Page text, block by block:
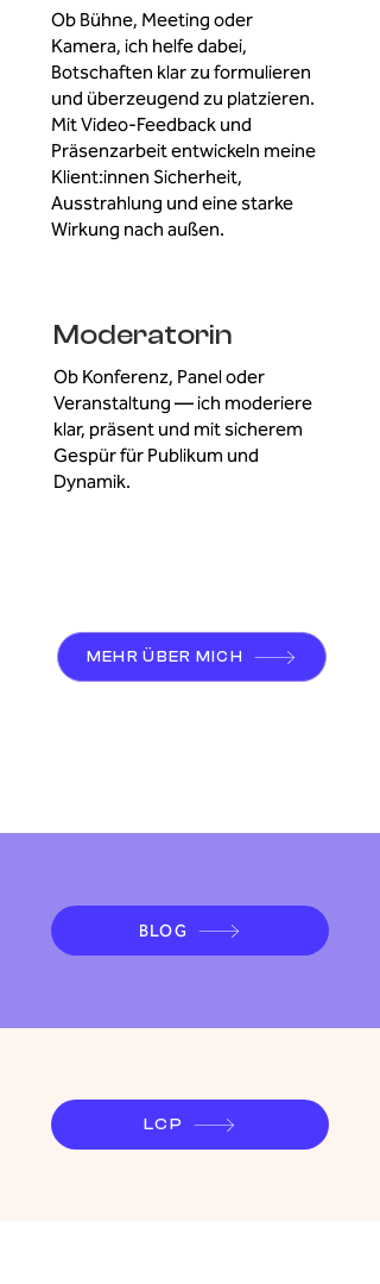
Ob Bühne, Meeting oder
Kamera, ich helfe dabei,
Botschaften klar zu formulieren
und überzeugend zu platzieren.
Mit Video-Feedback und
Präsenzarbeit entwickeln meine
Klient:innen Sicherheit,
Ausstrahlung und eine starke
Wirkung nach außen.
Moderatorin
Ob Konferenz, Panel oder
Veranstaltung — ich moderiere
klar, präsent und mit sicherem
Gespür für Publikum und
Dynamik.
MEHR ÜBER MICH
BLOG
LCP